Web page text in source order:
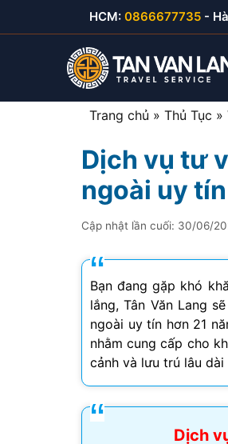
HCM: 0866677735 -
Visa du lịch Việt Nam
Visa thăm thân Việt Nam
Visa đầu tư Việt Nam
Visa lao động Việt Nam
Công văn nhập cảnh
Visa Hàn Quốc
Visa Nhật Bản
Visa Đài Loan
Visa Campuchia
Visa Hong Kong
Visa Ấn Độ
Visa Dubai
Trang chủ » Thủ Tục »
Dịch vụ tư
ngoài uy
Cập nhật lần cuối: 30/06/
Bạn đang gặp khó
lắng, Tân Văn Lang
ngoài uy tín hơn 21
nhằm cung cấp cho
cảnh và lưu trú lâu dài
Dịch